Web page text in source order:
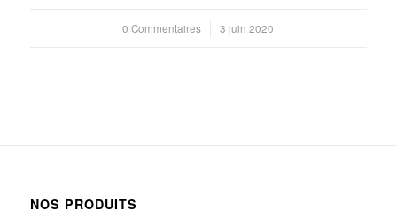
0 Commentaires
/ 3 juin 2020
NOS PRODUITS